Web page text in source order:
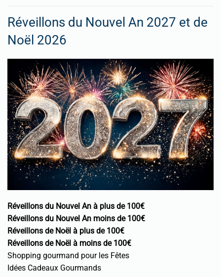
Réveillons du Nouvel An 2027 et de
Noël 2026
Réveillons du Nouvel An à plus de 100€
Réveillons du Nouvel An moins de 100€
Réveillons de Noël à plus de 100€
Réveillons de Noël à moins de 100€
Shopping gourmand pour les Fêtes
Idées Cadeaux Gourmands